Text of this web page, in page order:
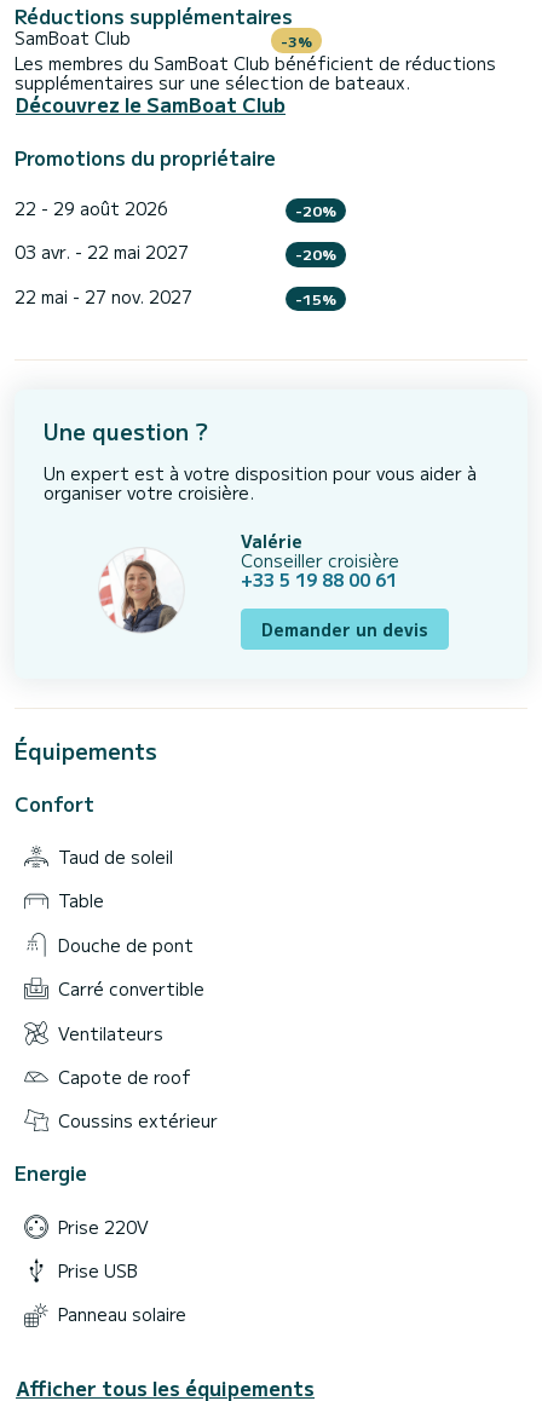
Réductions supplémentaires
SamBoat Club -3%
Les membres du SamBoat Club bénéficient de réductions
supplémentaires sur une sélection de bateaux.
Découvrez le SamBoat Club
Promotions du propriétaire
22 - 29 août 2026 -20%
03 avr. - 22 mai 2027 -20%
22 mai - 27 nov. 2027 -15%
Une question ?
Un expert est à votre disposition pour vous aider à
organiser votre croisière.
Valérie
Conseiller croisière
+33 5 19 88 00 61
Demander un devis
Équipements
Confort
Taud de soleil
Table
Douche de pont
Carré convertible
Ventilateurs
Capote de roof
Coussins extérieur
Energie
Prise 220V
Prise USB
Panneau solaire
Afficher tous les équipements